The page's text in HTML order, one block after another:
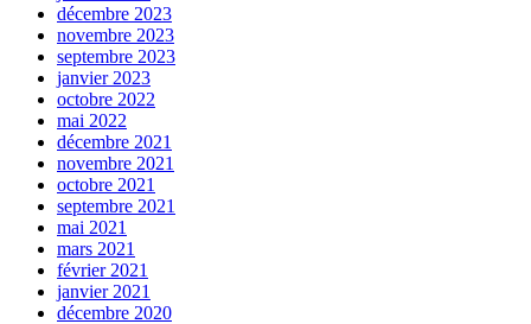
décembre 2023
novembre 2023
septembre 2023
janvier 2023
octobre 2022
mai 2022
décembre 2021
novembre 2021
octobre 2021
septembre 2021
mai 2021
mars 2021
février 2021
janvier 2021
décembre 2020